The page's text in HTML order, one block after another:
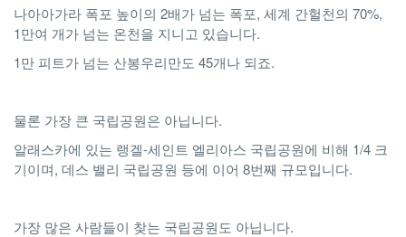
나아아가라 폭포 높이의 2배가 넘는 폭포, 세계 간헐천의 70%,
1만여 개가 넘는 온천을 지니고 있습니다.
1만 피트가 넘는 산봉우리만도 45개나 되죠.
물론 가장 큰 국립공원은 아닙니다.
알래스카에 있는 랭겔-세인트 엘리아스 국립공원에 비해 1/4 크
기이며, 데스 밸리 국립공원 등에 이어 8번째 규모입니다.
가장 많은 사람들이 찾는 국립공원도 아닙니다.